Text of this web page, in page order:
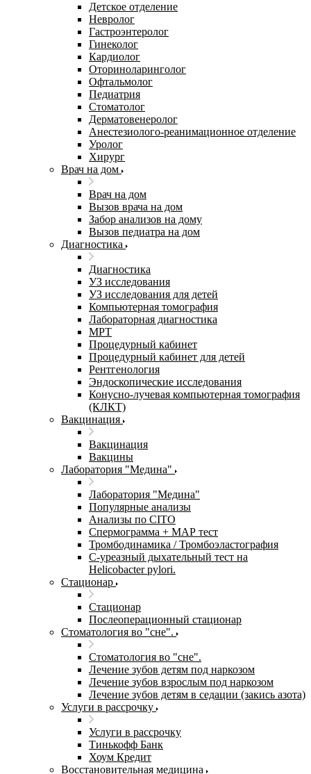
Детское отделение
Невролог
Гастроэнтеролог
Гинеколог
Кардиолог
Оториноларинголог
Офтальмолог
Педиатрия
Стоматолог
Дерматовенеролог
Анестезиолого-реанимационное отделение
Уролог
Хирург
Врач на дом
Врач на дом
Вызов врача на дом
Забор анализов на дому
Вызов педиатра на дом
Диагностика
Диагностика
УЗ исследования
УЗ исследования для детей
Компьютерная томография
Лабораторная диагностика
МРТ
Процедурный кабинет
Процедурный кабинет для детей
Рентгенология
Эндоскопические исследования
Конусно-лучевая компьютерная томография
(КЛКТ)
Вакцинация
Вакцинация
Вакцины
Лаборатория "Медина"
Лаборатория "Медина"
Популярные анализы
Анализы по CITO
Спермограмма + МАР тест
Тромбодинамика / Тромбоэластография
С-уреазный дыхательный тест на
Helicobacter pylori.
Стационар
Стационар
Послеоперационный стационар
Стоматология во "сне".
Стоматология во "сне".
Лечение зубов детям под наркозом
Лечение зубов взрослым под наркозом
Лечение зубов детям в седации (закись азота)
Услуги в рассрочку
Услуги в рассрочку
Тинькофф Банк
Хоум Кредит
Восстановительная медицина